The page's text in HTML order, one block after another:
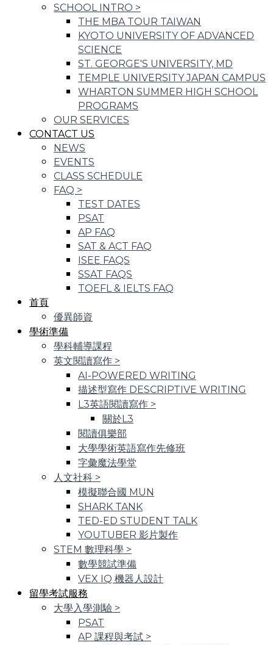
SCHOOL INTRO >
THE MBA TOUR TAIWAN
KYOTO UNIVERSITY OF ADVANCED
SCIENCE
ST. GEORGE'S UNIVERSITY, MD
TEMPLE UNIVERSITY JAPAN CAMPUS
WHARTON SUMMER HIGH SCHOOL
PROGRAMS
OUR SERVICES
CONTACT US
NEWS
EVENTS
CLASS SCHEDULE
FAQ >
TEST DATES
PSAT
AP FAQ
SAT & ACT FAQ
ISEE FAQS
SSAT FAQS
TOEFL & IELTS FAQ
首頁
優異師資
學術準備
學科輔導課程
英文閱讀寫作 >
AI-POWERED WRITING
描述型寫作 DESCRIPTIVE WRITING
L3英語閱讀寫作 >
關於L3
閱讀俱樂部
大學學術英語寫作先修班
字彙魔法學堂
人文社科 >
模擬聯合國 MUN
SHARK TANK
TED-ED STUDENT TALK
YOUTUBER 影片製作
STEM 數理科學 >
數學競試準備
VEX IQ 機器人設計
留學考試服務
大學入學測驗 >
PSAT
AP 課程與考試 >